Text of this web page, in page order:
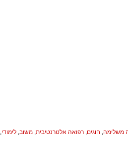
משלימה, חוגים, רפואה אלטרנטיבית, משוב, לימודי,